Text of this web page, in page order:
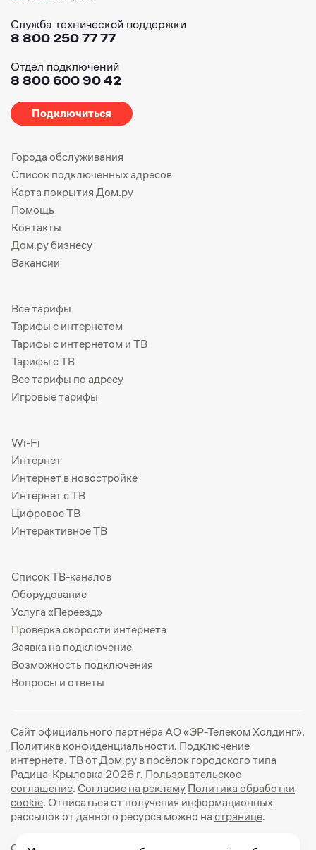
Служба технической поддержки
8 800 250 77 77
Отдел подключений
8 800 600 90 42
Подключиться
Города обслуживания
Список подключенных адресов
Карта покрытия Дом.ру
Помощь
Контакты
Дом.ру бизнесу
Вакансии
Все тарифы
Тарифы с интернетом
Тарифы с интернетом и ТВ
Тарифы с ТВ
Все тарифы по адресу
Игровые тарифы
Wi-Fi
Интернет
Интернет в новостройке
Интернет с ТВ
Цифровое ТВ
Интерактивное ТВ
Список ТВ-каналов
Оборудование
Услуга «Переезд»
Проверка скорости интернета
Заявка на подключение
Возможность подключения
Вопросы и ответы
Сайт официального партнёра АО «ЭР-Телеком Холдинг».
Политика конфиденциальности. Подключение
интернета, ТВ от Дом.ру в посёлок городского типа
Радица-Крыловка 2026 г. Пользовательское
соглашение. Согласие на рекламуПолитика обработки
cookie. Отписаться от получения информационных
рассылок от данного ресурса можно настранице.